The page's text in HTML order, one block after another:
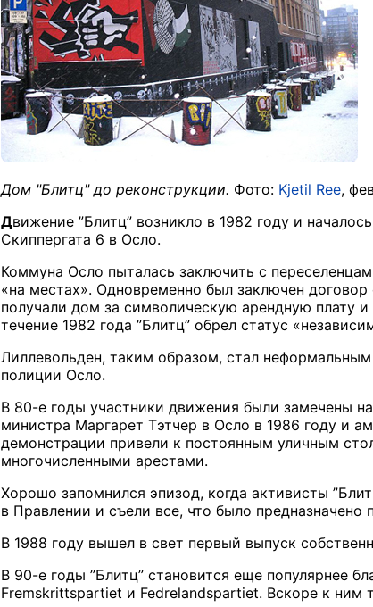
Дом "Блитц" до реконструкции. Фото: Kjetil Ree,
Движение ”Блитц” возникло в 1982 году и
Скиппергата 6 в Осло.
Коммуна Осло пыталась заключить с
«на местах». Одновременно был заключен
получали дом за символическую арендную плату
течение 1982 года ”Блитц” обрел статус
Лиллевольден, таким образом, стал
полиции Осло.
В 80-е годы участники движения были замечены
министра Маргарет Тэтчер в Осло в 1986 году и
демонстрации привели к постоянным уличным
многочисленными арестами.
Хорошо запомнился эпизод, когда активисты
в Правлении и съели все, что было предназначено
В 1988 году вышел в свет первый выпуск
В 90-е годы ”Блитц” становится еще популярнее
Fremskrittspartiet и Fedrelandspartiet. Вскоре к ним